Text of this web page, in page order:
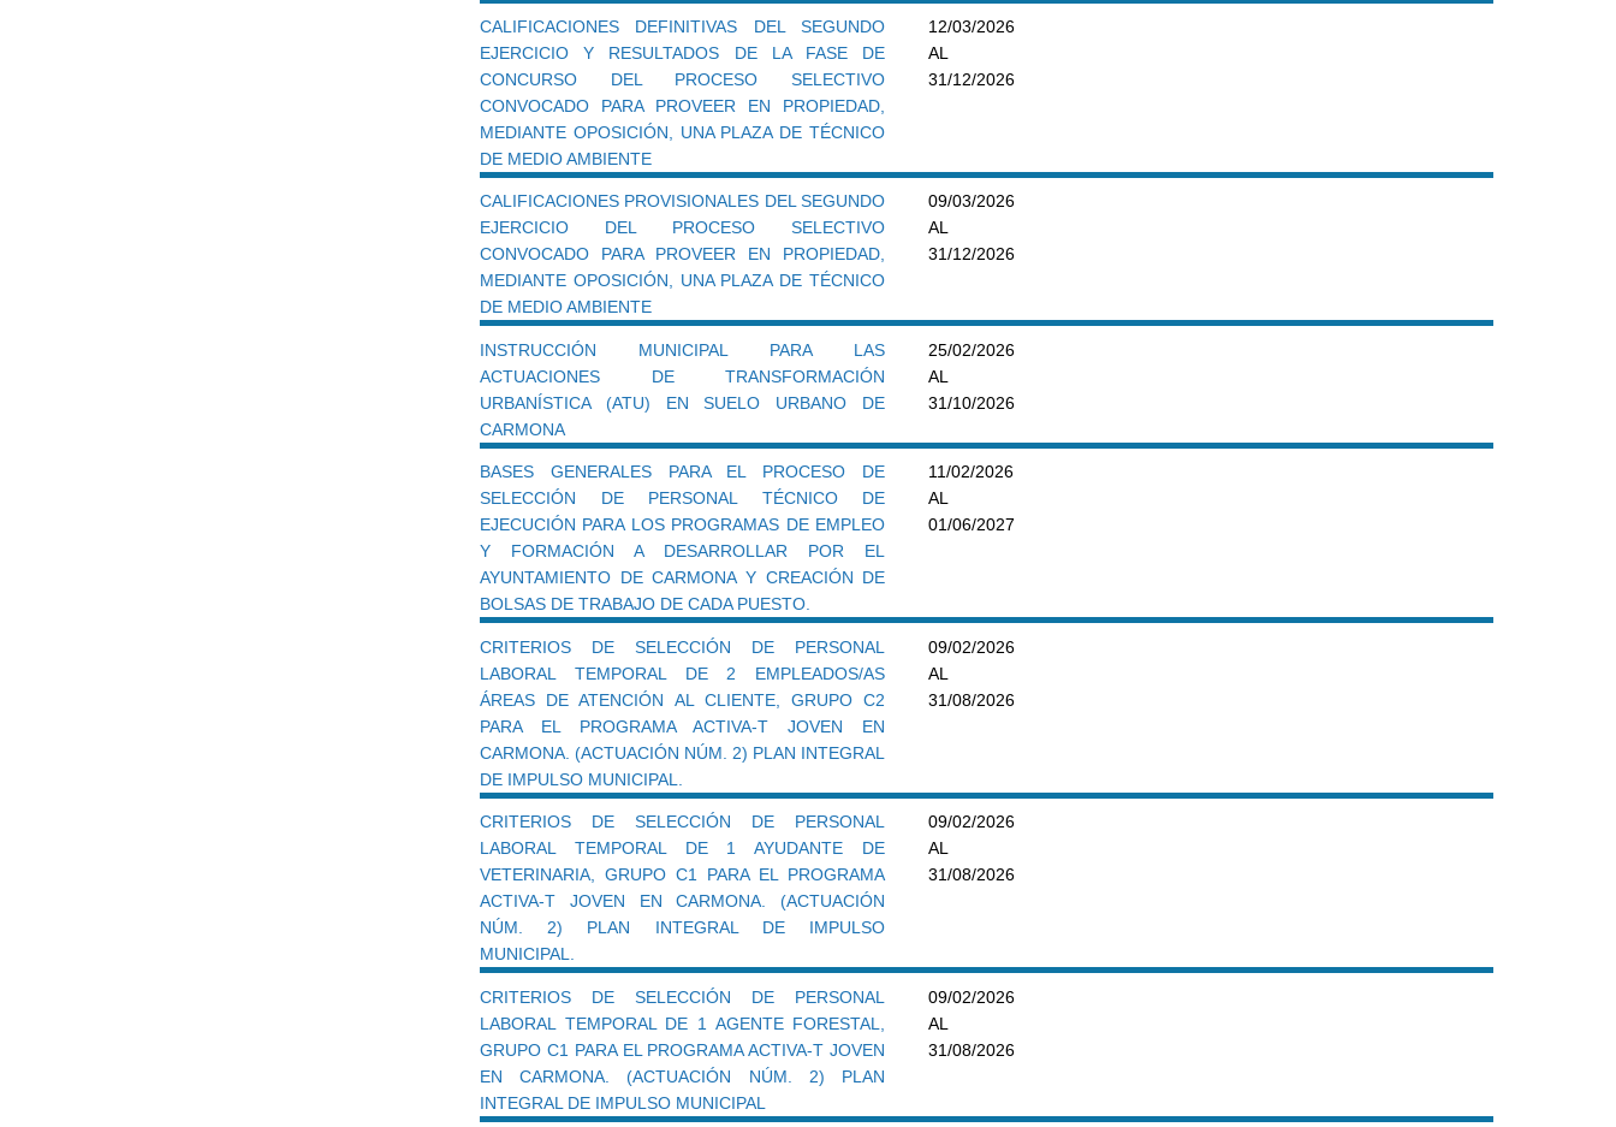
CALIFICACIONES DEFINITIVAS DEL SEGUNDO
EJERCICIO Y RESULTADOS DE LA FASE DE
CONCURSO DEL PROCESO SELECTIVO
CONVOCADO PARA PROVEER EN PROPIEDAD,
MEDIANTE OPOSICIÓN, UNA PLAZA DE TÉCNICO
DE MEDIO AMBIENTE
12/03/2026
AL
31/12/2026
CALIFICACIONES PROVISIONALES DEL SEGUNDO
EJERCICIO DEL PROCESO SELECTIVO
CONVOCADO PARA PROVEER EN PROPIEDAD,
MEDIANTE OPOSICIÓN, UNA PLAZA DE TÉCNICO
DE MEDIO AMBIENTE
09/03/2026
AL
31/12/2026
INSTRUCCIÓN MUNICIPAL PARA LAS
ACTUACIONES DE TRANSFORMACIÓN
URBANÍSTICA (ATU) EN SUELO URBANO DE
CARMONA
25/02/2026
AL
31/10/2026
BASES GENERALES PARA EL PROCESO DE
SELECCIÓN DE PERSONAL TÉCNICO DE
EJECUCIÓN PARA LOS PROGRAMAS DE EMPLEO
Y FORMACIÓN A DESARROLLAR POR EL
AYUNTAMIENTO DE CARMONA Y CREACIÓN DE
BOLSAS DE TRABAJO DE CADA PUESTO.
11/02/2026
AL
01/06/2027
CRITERIOS DE SELECCIÓN DE PERSONAL
LABORAL TEMPORAL DE 2 EMPLEADOS/AS
ÁREAS DE ATENCIÓN AL CLIENTE, GRUPO C2
PARA EL PROGRAMA ACTIVA-T JOVEN EN
CARMONA. (ACTUACIÓN NÚM. 2) PLAN INTEGRAL
DE IMPULSO MUNICIPAL.
09/02/2026
AL
31/08/2026
CRITERIOS DE SELECCIÓN DE PERSONAL
LABORAL TEMPORAL DE 1 AYUDANTE DE
VETERINARIA, GRUPO C1 PARA EL PROGRAMA
ACTIVA-T JOVEN EN CARMONA. (ACTUACIÓN
NÚM. 2) PLAN INTEGRAL DE IMPULSO
MUNICIPAL.
09/02/2026
AL
31/08/2026
CRITERIOS DE SELECCIÓN DE PERSONAL
LABORAL TEMPORAL DE 1 AGENTE FORESTAL,
GRUPO C1 PARA EL PROGRAMA ACTIVA-T JOVEN
EN CARMONA. (ACTUACIÓN NÚM. 2) PLAN
INTEGRAL DE IMPULSO MUNICIPAL
09/02/2026
AL
31/08/2026